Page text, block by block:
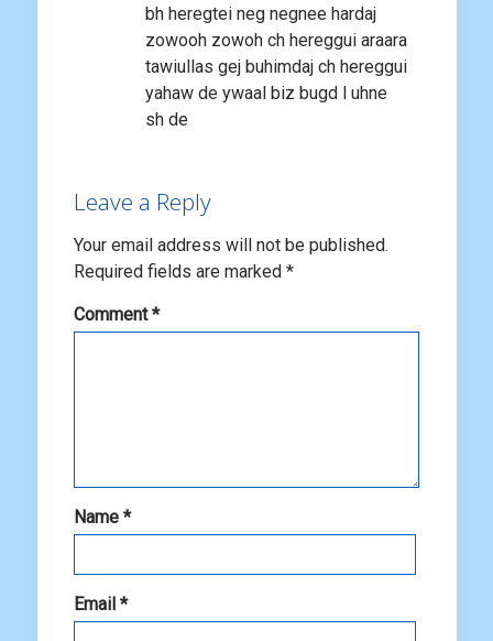
bh heregtei neg negnee hardaj
zowooh zowoh ch hereggui araara
tawiullas gej buhimdaj ch hereggui
yahaw de ywaal biz bugd l uhne
sh de
Leave a Reply
Your email address will not be published.
Required fields are marked *
Comment*
Name *
Email *